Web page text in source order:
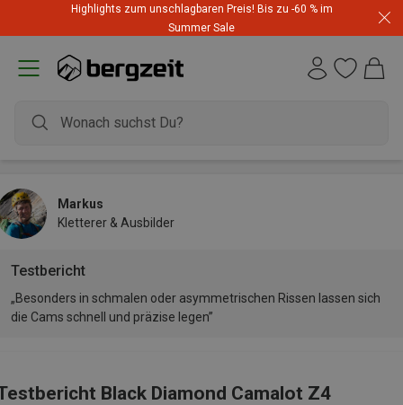
Highlights zum unschlagbaren Preis! Bis zu -60 % im
Summer Sale
Testbericht
Markus
Kletterer & Ausbilder
„Besonders in schmalen oder asymmetrischen Rissen lassen sich
die Cams schnell und präzise legen”
Black Diamond Camalot Z4